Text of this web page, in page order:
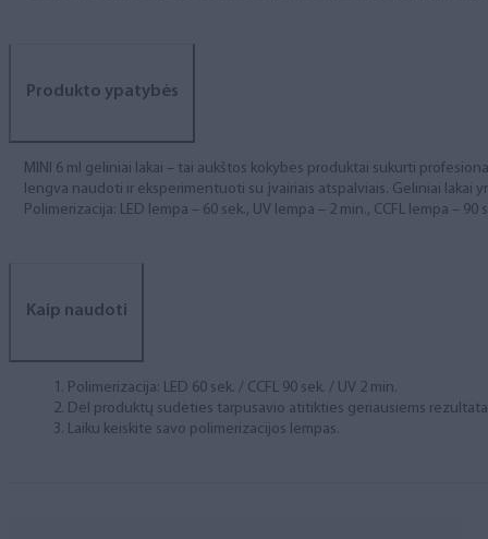
Produkto ypatybės
MINI 6 ml geliniai lakai – tai aukštos kokybės produktai sukurti
lengva naudoti ir eksperimentuoti su įvairiais atspalviais. Geliniai lakai
Polimerizacija: LED lempa – 60 sek., UV lempa – 2 min., CCFL lempa – 90
Kaip naudoti
Polimerizacija: LED 60 sek. / CCFL 90 sek. / UV 2 min.
Dėl produktų sudėties tarpusavio atitikties geriausiems
Laiku keiskite savo polimerizacijos lempas.